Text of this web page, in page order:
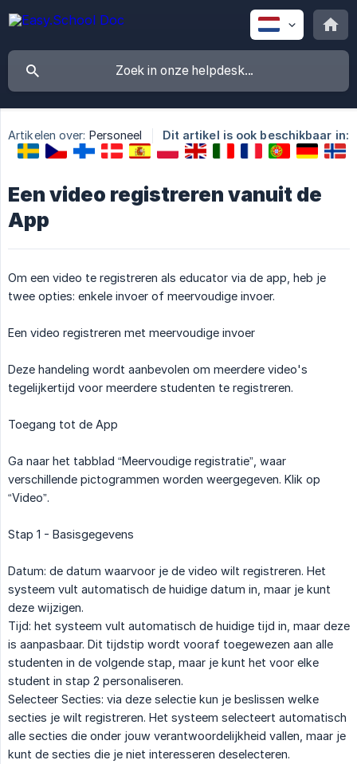
Artikelen over: Personeel Dit artikel is ook beschikbaar in:
Een video registreren vanuit de
App
Om een video te registreren als educator via de app, heb je
twee opties: enkele invoer of meervoudige invoer.
Een video registreren met meervoudige invoer
Deze handeling wordt aanbevolen om meerdere video's
tegelijkertijd voor meerdere studenten te registreren.
Toegang tot de App
Ga naar het tabblad “Meervoudige registratie”, waar
verschillende pictogrammen worden weergegeven. Klik op
“Video”.
Stap 1 - Basisgegevens
Datum: de datum waarvoor je de video wilt registreren. Het
systeem vult automatisch de huidige datum in, maar je kunt
deze wijzigen.
Tijd: het systeem vult automatisch de huidige tijd in, maar deze
is aanpasbaar. Dit tijdstip wordt vooraf toegewezen aan alle
studenten in de volgende stap, maar je kunt het voor elke
student in stap 2 personaliseren.
Selecteer Secties: via deze selectie kun je beslissen welke
secties je wilt registreren. Het systeem selecteert automatisch
alle secties die onder jouw verantwoordelijkheid vallen, maar je
kunt de secties die je niet interesseren deselecteren.